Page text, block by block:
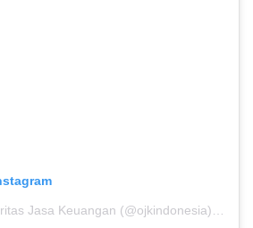
A post shared by Otoritas Jasa Keuangan (@ojkindonesia)
on